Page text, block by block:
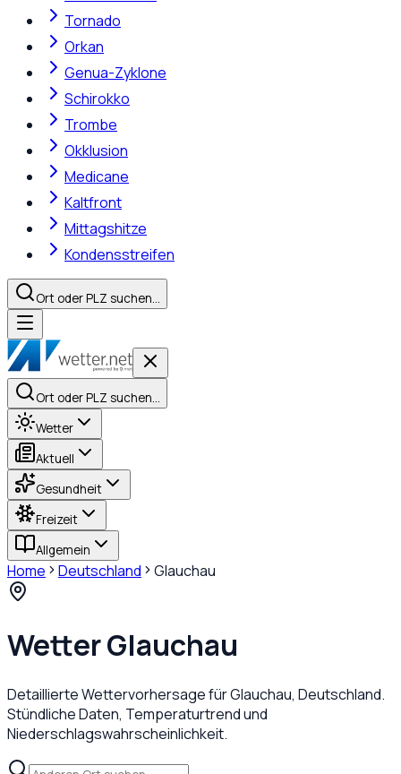
Tornado
Orkan
Genua-Zyklone
Schirokko
Trombe
Okklusion
Medicane
Kaltfront
Mittagshitze
Kondensstreifen
Ort oder PLZ suchen…
Ort oder PLZ suchen…
Wetter
Aktuell
Gesundheit
Freizeit
Allgemein
Home Deutschland Glauchau
WetterGlauchau
Detaillierte Wettervorhersage fürGlauchau, Deutschland.
Stündliche Daten, Temperaturtrend und
Niederschlagswahrscheinlichkeit.